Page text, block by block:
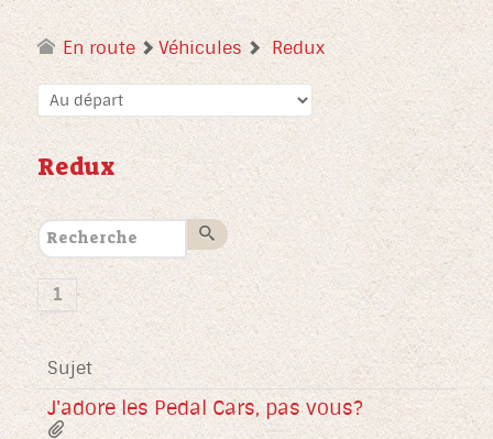
En route Véhicules Redux
Redux
1
Sujet
J'adore les Pedal Cars, pas vous?